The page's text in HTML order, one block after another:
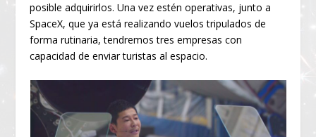
posible adquirirlos. Una vez estén operativas, junto a
SpaceX, que ya está realizando vuelos tripulados de
forma rutinaria, tendremos tres empresas con
capacidad de enviar turistas al espacio.